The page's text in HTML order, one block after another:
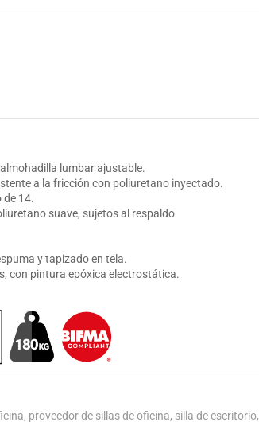
lumbar ajustable.
a la fricción con poliuretano inyectado.
14.
suave, sujetos al respaldo
y tapizado en tela.
con pintura epóxica electrostática.
, proveedor de sillas de oficina, silla de escritorio,